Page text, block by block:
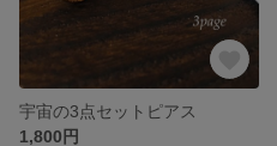
宇宙の3点セットピアス
1,800円